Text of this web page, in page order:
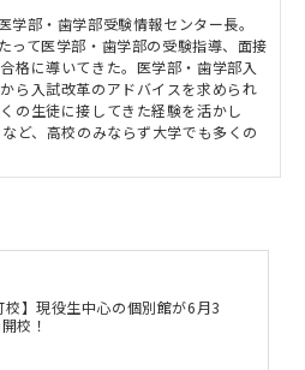
学部・歯学部受験情報センター長。
って医学部・歯学部の受験指導、面接
格に導いてきた。医学部・歯学部入
ら入試改革のアドバイスを求められ
の生徒に接してきた経験を活かし
ど、高校のみならず大学でも多くの
校】現役生中心の個別館が6月3
校！